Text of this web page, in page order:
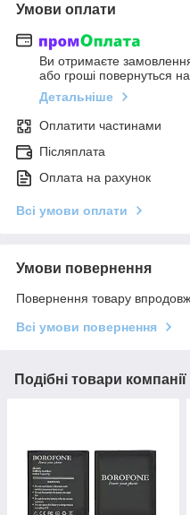
Умови оплати
Ви отримаєте
або гроші повернуться
Детальніше
Оплатити частинами
Післяплата
Оплата на рахунок
Всі умови оплати
Умови повернення
Повернення товару
Всі умови повернення
Подібні товари компанії